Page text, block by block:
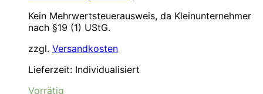
Kein Mehrwertsteuerausweis, da Kleinunternehmer
nach §19 (1) UStG.
zzgl. Versandkosten
Lieferzeit: Individualisiert
Vorrätig